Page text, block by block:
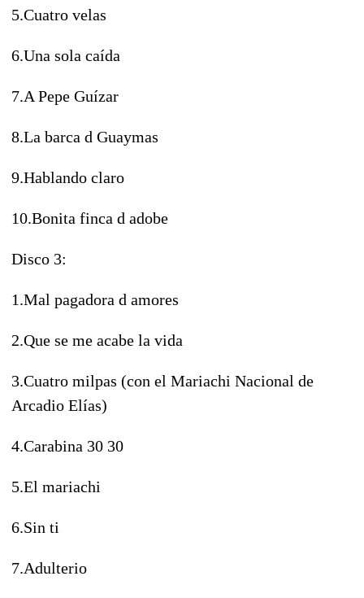
5.Cuatro velas
6.Una sola caída
7.A Pepe Guízar
8.La barca d Guaymas
9.Hablando claro
10.Bonita finca d adobe
Disco 3:
1.Mal pagadora d amores
2.Que se me acabe la vida
3.Cuatro milpas (con el Mariachi Nacional de
Arcadio Elías)
4.Carabina 30 30
5.El mariachi
6.Sin ti
7.Adulterio